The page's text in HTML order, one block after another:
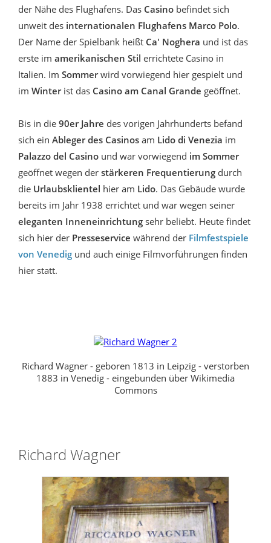
der Nähe des Flughafens. Das Casino befindet sich
unweit des internationalen Flughafens Marco Polo.
Der Name der Spielbank heißt Ca' Noghera und ist das
erste im amerikanischen Stil errichtete Casino in
Italien. Im Sommerwird vorwiegend hier gespielt und
im Winterist das Casino am Canal Grande geöffnet.
Bis in die 90er Jahre des vorigen Jahrhunderts befand
sich ein Ableger des Casinos am Lido di Venezia im
Palazzo del Casino und war vorwiegend im Sommer
geöffnet wegen der stärkeren Frequentierung durch
die Urlaubsklientel hier am Lido. Das Gebäude wurde
bereits im Jahr 1938 errichtet und war wegen seiner
eleganten Inneneinrichtung sehr beliebt. Heute findet
sich hier der Presseservice während der Filmfestspiele
von Venedig und auch einige Filmvorführungen finden
hier statt.
Richard Wagner - geboren 1813 in Leipzig - verstorben
1883 in Venedig - eingebunden über Wikimedia
Commons
Richard Wagner